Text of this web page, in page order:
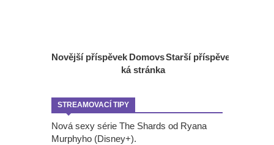
Novější příspěvek Starší příspěvek
Domovs
ká stránka
STREAMOVACÍ TIPY
Nová sexy série The Shards od Ryana
Murphyho (Disney+).